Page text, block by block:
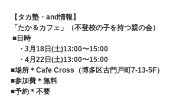
【タカ塾・and情報】
「たか＆カフェ」（不登校の子を持つ親の会）
■日時
・3月18日(土)13:00〜15:00
・4月22日(土)13:00〜15:00
■場所＊Cafe Cross（博多区古門戸町7-13-5F）
■参加費＊無料
■予約＊不要